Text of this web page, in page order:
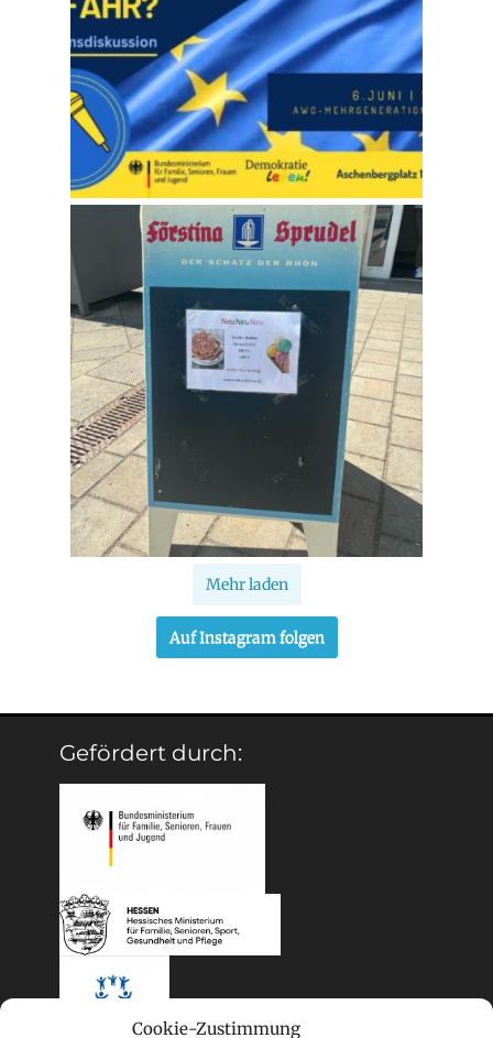
Cookie-Zustimmung
Mehr laden
Auf Instagram folgen
Gefördert durch: